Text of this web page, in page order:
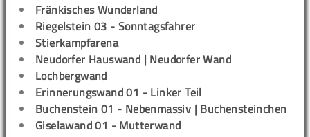
Fränkisches Wunderland
Riegelstein 03 - Sonntagsfahrer
Stierkampfarena
Neudorfer Hauswand | Neudorfer Wand
Lochbergwand
Erinnerungswand 01 - Linker Teil
Buchenstein 01 - Nebenmassiv | Buchensteinchen
Giselawand 01 - Mutterwand